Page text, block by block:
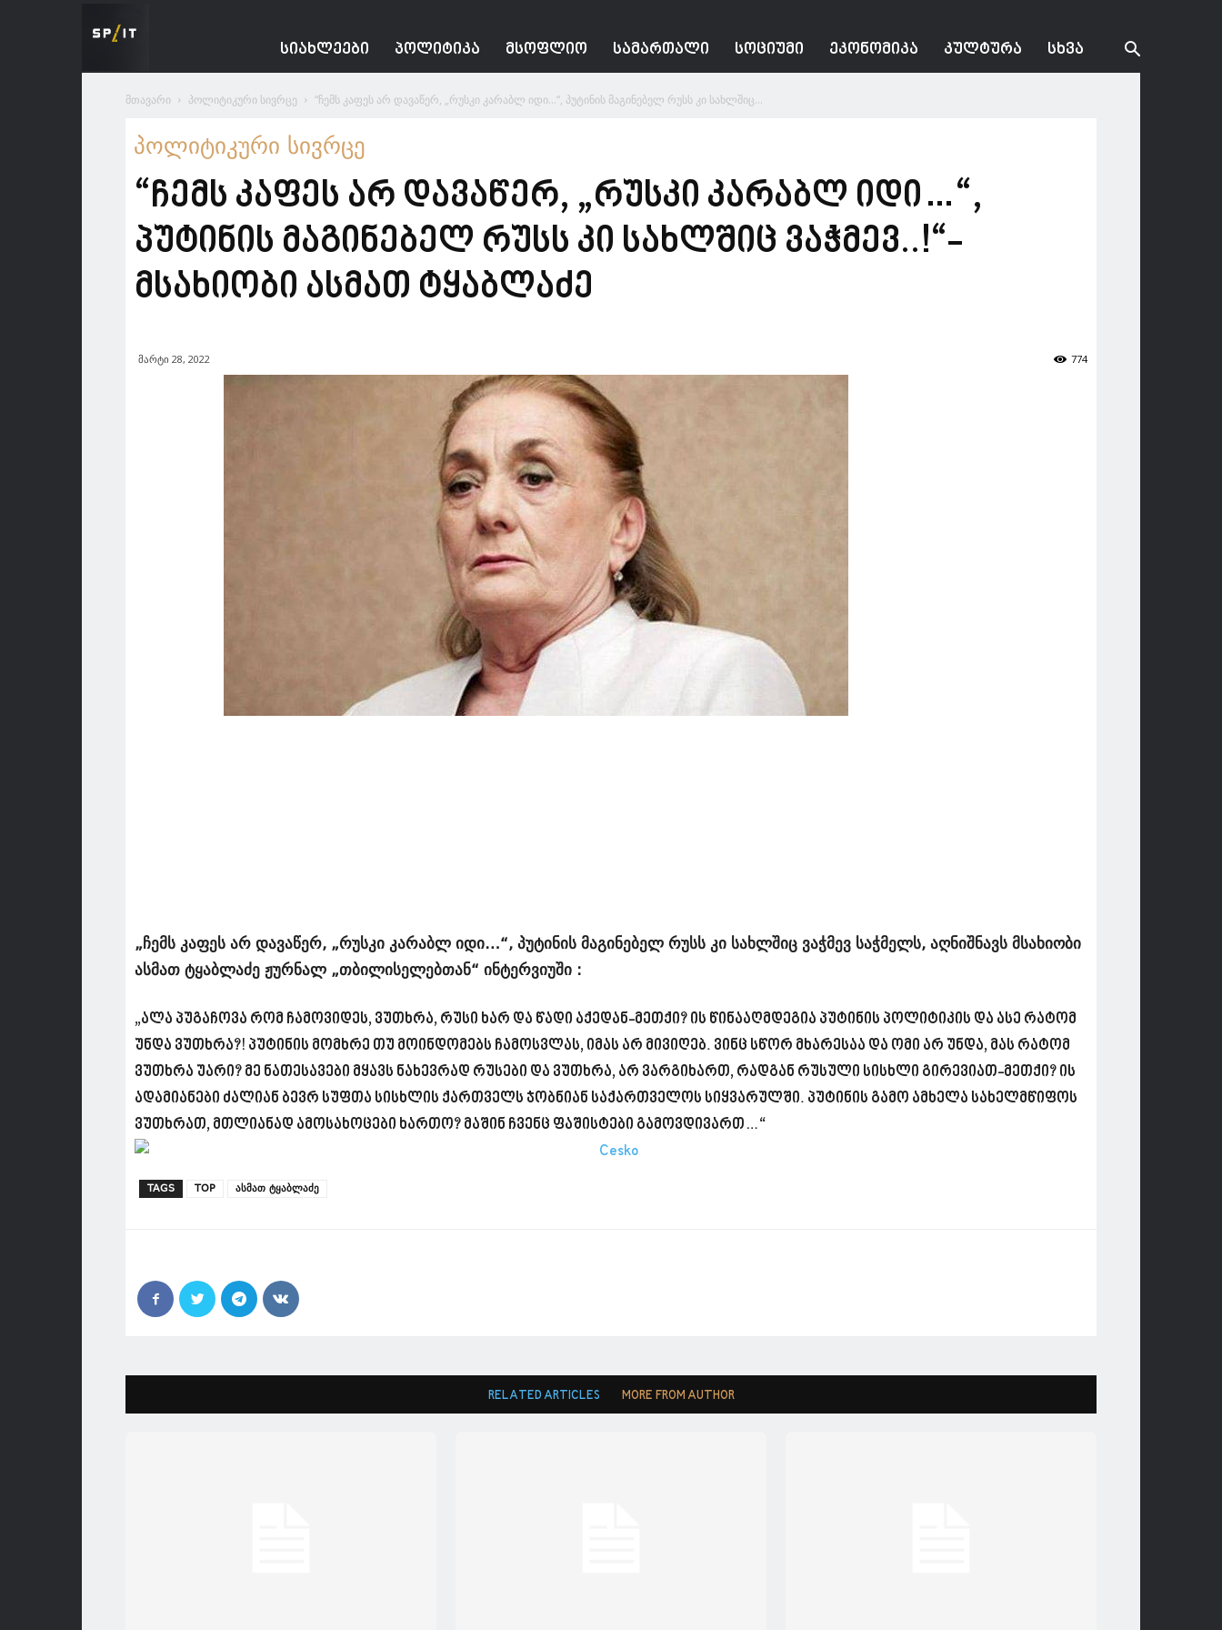
ᲡᲘᲐᲮᲚᲔᲔᲑᲘ ᲞᲝᲚᲘᲢᲘᲙᲐ ᲛᲡᲝᲤᲚᲘᲝ ᲡᲐᲛᲐᲠᲗᲐᲚᲘ ᲡᲝᲪᲘᲣᲛᲘ ᲔᲙᲝᲜᲝᲛᲘᲙᲐ ᲙᲣᲚᲢᲣᲠᲐ ᲡᲮᲕᲐ
მთავარი პოლიტიკური სივრცე “ჩემს კაფეს არ დავაწერ, „რუსკი კარაბლ იდი…“, პუტინის მაგინებელ რუსს კი სახლშიც...
პოლიტიკური სივრცე
“ჩემს კაფეს არ დავაწერ, „რუსკი კარაბლ იდი…“,
პუტინის მაგინებელ რუსს კი სახლშიც ვაჭმევ..!“-
მსახიობი ასმათ ტყაბლაძე
მარტი 28, 2022 774
„ჩემს კაფეს არ დავაწერ, „რუსკი კარაბლ იდი…“, პუტინის მაგინებელ რუსს კი სახლშიც ვაჭმევ საჭმელს, აღნიშნავს მსახიობი
ასმათ ტყაბლაძე ჟურნალ „თბილისელებთან“ ინტერვიუში :
„ალა პუგაჩოვა რომ ჩამოვიდეს, ვუთხრა, რუსი ხარ და წადი აქედან-მეთქი? ის წინააღმდეგია პუტინის პოლიტიკის და ასე რატომ
უნდა ვუთხრა?! პუტინის მომხრე თუ მოინდომებს ჩამოსვლას, იმას არ მივიღებ. ვინც სწორ მხარესაა და ომი არ უნდა, მას რატომ
ვუთხრა უარი? მე ნათესავები მყავს ნახევრად რუსები და ვუთხრა, არ ვარგიხართ, რადგან რუსული სისხლი გირევიათ-მეთქი? ის
ადამიანები ძალიან ბევრ სუფთა სისხლის ქართველს ჯობნიან საქართველოს სიყვარულში. პუტინის გამო ამხელა სახელმწიფოს
ვუთხრათ, მთლიანად ამოსახოცები ხართო? მაშინ ჩვენც ფაშისტები გამოვდივართ…“
TAGS TOP ასმათ ტყაბლაძე
RELATED ARTICLES MORE FROM AUTHOR